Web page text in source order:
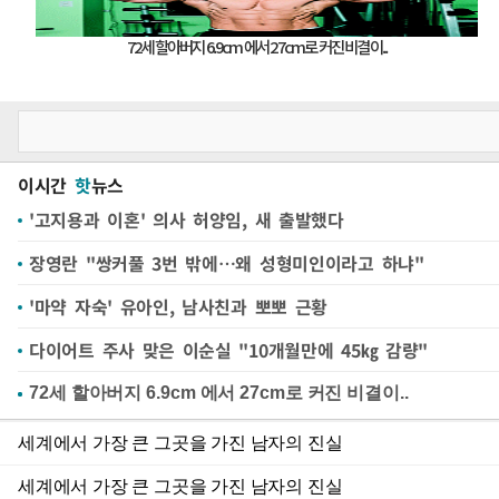
이시간 핫뉴스
'고지용과 이혼' 의사 허양임, 새 출발했다
장영란 "쌍커풀 3번 밖에…왜 성형미인이라고 하냐"
'마약 자숙' 유아인, 남사친과 뽀뽀 근황
다이어트 주사 맞은 이순실 "10개월만에 45㎏ 감량"